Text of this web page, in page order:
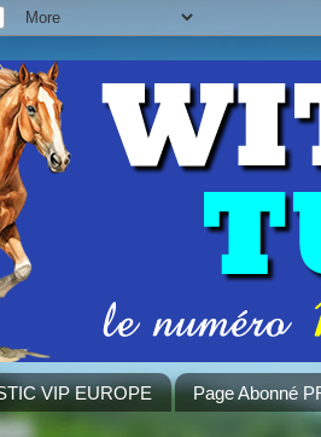
VIP EUROPE Page Abonné